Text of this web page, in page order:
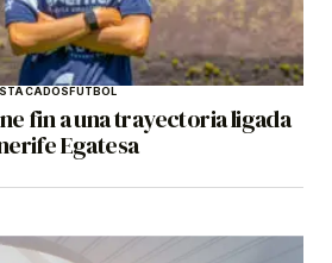
FÚTBOL
fin a una trayectoria ligada
Egatesa